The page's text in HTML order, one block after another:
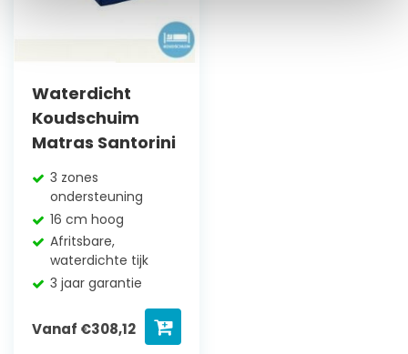
Waterdicht
Koudschuim
Matras Santorini
3 zones
ondersteuning
16 cm hoog
Afritsbare,
waterdichte tijk
3 jaar garantie
Vanaf €308,12